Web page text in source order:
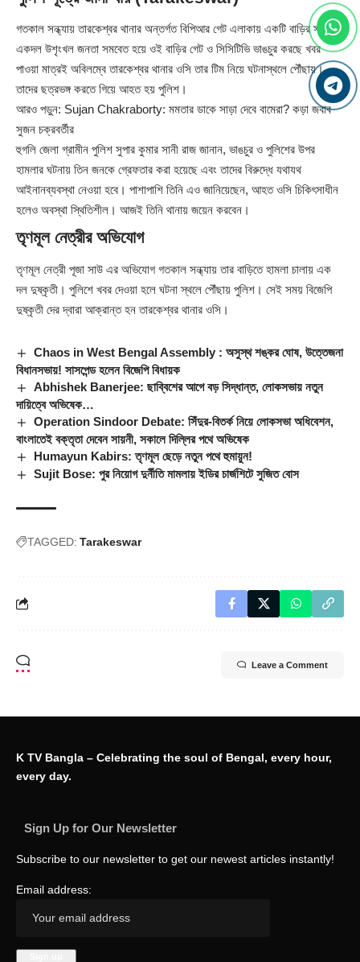
গতকাল সন্ধ্যায় তারকেশ্বর থানার অন্তর্গত বিপিআর গেট এলাকায় একটি বাড়ির সামনে
একদল উশৃংখল জনতা সমবেত হয়ে ওই বাড়ির গেট ও সিসিটিভি ভাঙচুর করছে খবর
পাওয়া মাত্রই অবিলম্বে তারকেশ্বর থানার ওসি তার টিম নিয়ে ঘটনাস্থলে পৌঁছায়।
তাদের ছত্রভঙ্গ করতে গিয়ে আহত হয় পুলিশ।
আরও পড়ুন: Sujan Chakraborty: মমতার ডাকে সাড়া দেবে বামেরা? কড়া জবাব
সুজন চক্রবর্তীর
হুগলি জেলা গ্রামীন পুলিশ সুপার কুমার সানী রাজ জানান, ভাঙচুর ও পুলিশের উপর
হামলার ঘটনায় তিন জনকে গ্রেফতার করা হয়েছে এবং তাদের বিরুদ্ধে যথাযথ
আইনানব্যবস্থা নেওয়া হবে। পাশাপাশি তিনি এও জানিয়েছেন, আহত ওসি চিকিৎসাধীন
হলেও অবস্থা স্থিতিশীল। আজই তিনি থানায় জয়েন করবেন।
তৃণমূল নেত্রীর অভিযোগ
তৃণমূল নেত্রী পূজা সাউ এর অভিযোগ গতকাল সন্ধ্যায় তার বাড়িতে হামলা চালায় এক
দল দুষ্কৃতী। পুলিশে খবর দেওয়া হলে ঘটনা স্থলে পৌঁছায় পুলিশ। সেই সময় বিজেপি
দুষ্কৃতী দের দ্বারা আক্রান্ত হন তারকেশ্বর থানার ওসি।
Chaos in West Bengal Assembly : অসুস্থ শঙ্কর ঘোষ, উত্তেজনা
বিধানসভায়! সাসপেন্ড হলেন বিজেপি বিধায়ক
Abhishek Banerjee: ছাব্বিশের আগে বড় সিদ্ধান্ত, লোকসভায় নতুন
দায়িত্বে অভিষেক…
Operation Sindoor Debate: সিঁদুর-বিতর্ক নিয়ে লোকসভা অধিবেশন,
বাংলাতেই বক্তৃতা দেবেন সায়নী, সকালে দিল্লির পথে অভিষেক
Humayun Kabirs: তৃণমূল ছেড়ে নতুন পথে হুমায়ুন!
Sujit Bose: পুর নিয়োগ দুর্নীতি মামলায় ইডির চার্জশিটে সুজিত বোস
TAGGED: Tarakeswar
Leave a Comment
K TV Bangla – Celebrating the soul of Bengal, every hour,
every day.
Sign Up for Our Newsletter
Subscribe to our newsletter to get our newest articles instantly!
Email address: